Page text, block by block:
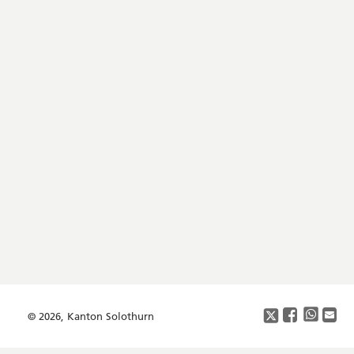
© 2026, Kanton Solothurn